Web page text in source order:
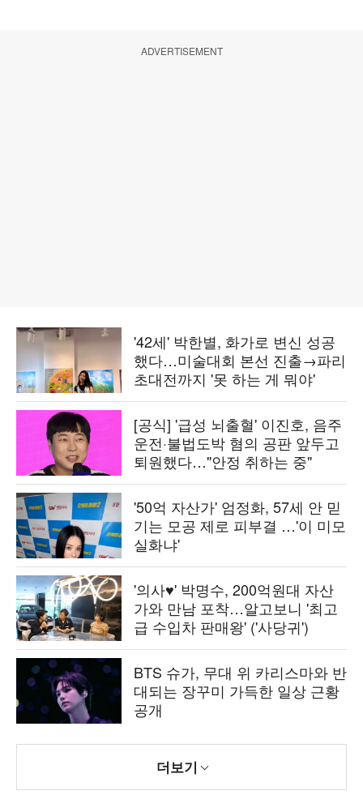
ADVERTISEMENT
'42세' 박한별, 화가로 변신 성공
했다…미술대회 본선 진출→파리
초대전까지 '못 하는 게 뭐야'
[공식] '급성 뇌출혈' 이진호, 음주
운전·불법도박 혐의 공판 앞두고
퇴원했다…"안정 취하는 중"
'50억 자산가' 엄정화, 57세 안 믿
기는 모공 제로 피부결 …'이 미모
실화냐'
'의사♥' 박명수, 200억원대 자산
가와 만남 포착…알고보니 '최고
급 수입차 판매왕' ('사당귀')
BTS 슈가, 무대 위 카리스마와 반
대되는 장꾸미 가득한 일상 근황
공개
더보기